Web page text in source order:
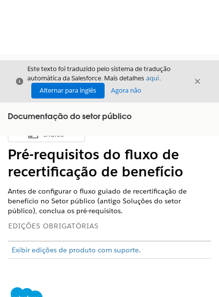
Fechar
Este texto foi traduzido pelo sistema de tradução
automática da Salesforce. Mais detalhes aqui.
Alternar para inglês
Agora não
Fechar
Documentação do setor público
Mostrar índice
Índice
Pré-requisitos do fluxo de
recertificação de benefício
Antes de configurar o fluxo guiado de recertificação de
benefício no Setor público (antigo Soluções do setor
público), conclua os pré-requisitos.
EDIÇÕES OBRIGATÓRIAS
Exibir edições de produto com suporte.
gerenciamento de benefício